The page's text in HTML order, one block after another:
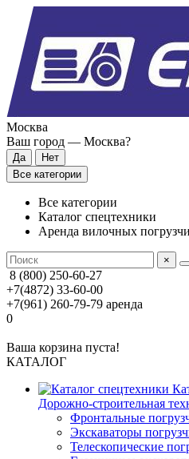
Москва
Ваш город — Москва?
Все категории
Все категории
Каталог спецтехники
Аренда вилочных
×
8 (800) 250-60-27
+7(4872) 33-60-00
+7(961) 260-79-79 аренда
0
Ваша корзина пуста!
КАТАЛОГ
Дорожно-строительная
Фронтальные
Экскаваторы
Телескопические